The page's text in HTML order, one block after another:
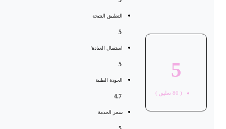
80 تعليق )
التطبيق النتيجة
استقبال العيادة'
الجودة الطبية
سعر الخدمة